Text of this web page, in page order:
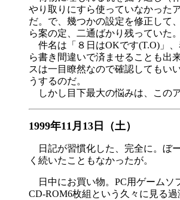
やり取りにすら使っていなかった
だ。で、幾つかの設定を修正して
ら案の定、二通ばかり残っていた
件名は「８日はOKです(T.O)」
ら書き間違いで済ませることも出
スは一目瞭然なので確認してもい
うするのだ。
しかし目下最大の悩みは、この
1999年11月13日（土）
日記が習慣化した、完全に。ぼ
く続いたこともなかったが。
日中にお買い物。PC用ゲームソ
CD-ROM6枚組という久々に見る